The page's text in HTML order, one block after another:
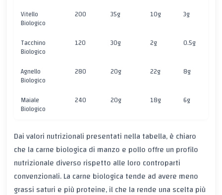
Vitello
Biologico
200 35g 10g 3g
Tacchino
Biologico
120 30g 2g 0.5g
Agnello
Biologico
280 20g 22g 8g
Maiale
Biologico
240 20g 18g 6g
Dai valori nutrizionali presentati nella tabella, è chiaro
che la carne biologica di manzo e pollo offre un profilo
nutrizionale diverso rispetto alle loro controparti
convenzionali. La carne biologica tende ad avere meno
grassi saturi e più proteine, il che la rende una scelta più